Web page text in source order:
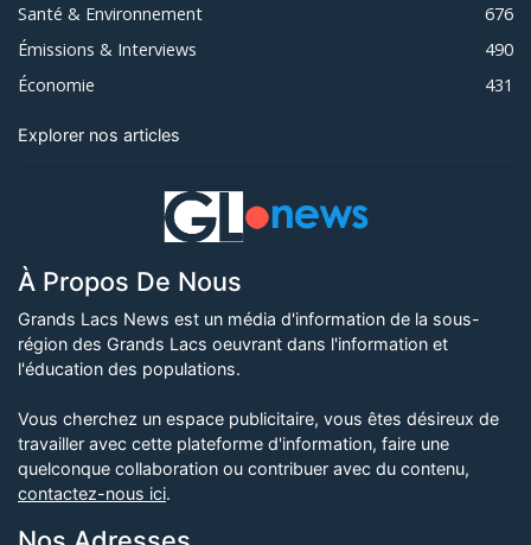
Santé & Environnement
676
Émissions & Interviews
490
Économie
431
Explorer nos articles
À Propos De Nous
Grands Lacs News est un média d'information de la sous-
région des Grands Lacs oeuvrant dans l'information et
l'éducation des populations.
Vous cherchez un espace publicitaire, vous êtes désireux de
travailler avec cette plateforme d'information, faire une
quelconque collaboration ou contribuer avec du contenu,
contactez-nous ici.